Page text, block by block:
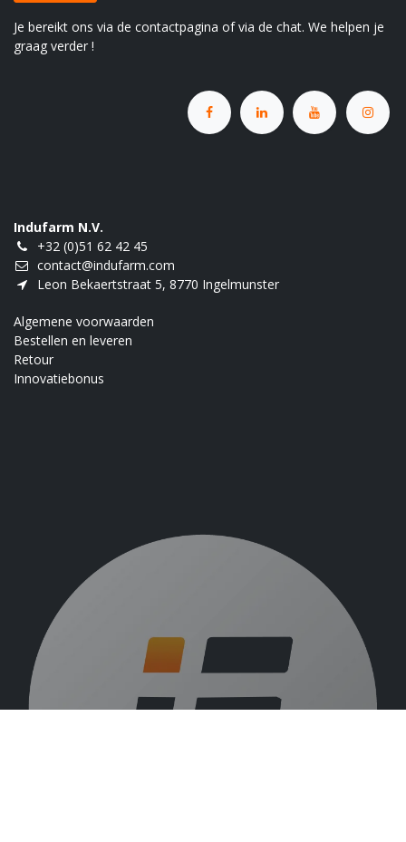
Je bereikt ons via de contactpagina of via de chat. We helpen je
graag verder !
Indufarm N.V.
+32 (0)51 62 42 45
contact@indufarm.com
Leon Bekaertstraat 5, 8770 Ingelmunster
Algemene voorwaarden
Bestellen en leveren
Retour
Innovatiebonus